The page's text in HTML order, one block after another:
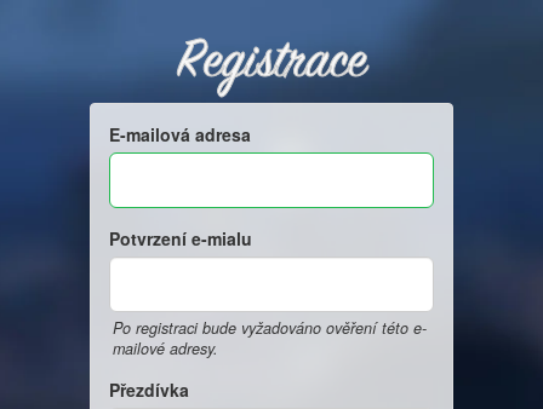
Registrace
E-mailová adresa
Potvrzení e-mialu
Po registraci bude vyžadováno ověření této e-
mailové adresy.
Přezdívka